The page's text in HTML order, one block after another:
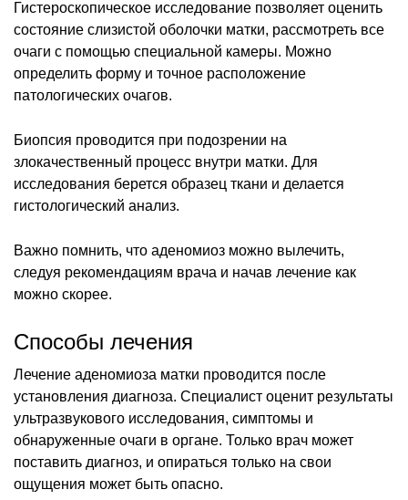
Гистероскопическое исследование позволяет оценить
состояние слизистой оболочки матки, рассмотреть все
очаги с помощью специальной камеры. Можно
определить форму и точное расположение
патологических очагов.
Биопсия проводится при подозрении на
злокачественный процесс внутри матки. Для
исследования берется образец ткани и делается
гистологический анализ.
Важно помнить, что аденомиоз можно вылечить,
следуя рекомендациям врача и начав лечение как
можно скорее.
Способы лечения
Лечение аденомиоза матки проводится после
установления диагноза. Специалист оценит результаты
ультразвукового исследования, симптомы и
обнаруженные очаги в органе. Только врач может
поставить диагноз, и опираться только на свои
ощущения может быть опасно.